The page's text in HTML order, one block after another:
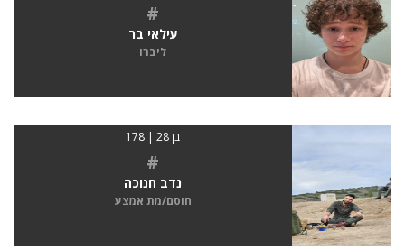
#
עילאי בר
ליברו
בן 28 | 178
#
נדב חנוכה
חוסם/מת אמצע